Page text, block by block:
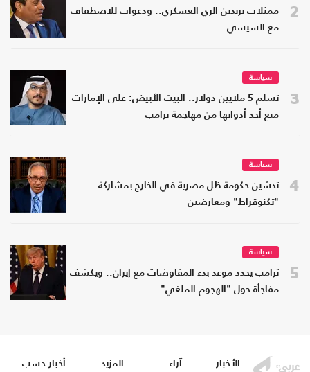
2
ممثلات يرتدين الزي العسكري.. ودعوات للاصطفاف
مع السيسي
3
سياسة
تسلم 5 ملايين دولار.. البيت الأبيض: على الإمارات
منع أحد أدواتها من مهاجمة ترامب
4
سياسة
تدشين حكومة ظل مصرية في الخارج بمشاركة
"تكنوقراط" ومعارضين
5
سياسة
ترامب يحدد موعد بدء المفاوضات مع إيران.. ويكشف
مفاجأة حول "الهجوم الملغي"
الأخبار آراء المزيد أخبار حسب